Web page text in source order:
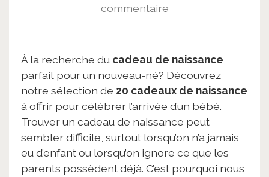
commentaire
À la recherche du cadeau de naissance
parfait pour un nouveau-né? Découvrez
notre sélection de 20 cadeaux de naissance
à offrir pour célébrer l’arrivée d’un bébé.
Trouver un cadeau de naissance peut
sembler difficile, surtout lorsqu’on n’a jamais
eu d’enfant ou lorsqu’on ignore ce que les
parents possèdent déjà. C’est pourquoi nous